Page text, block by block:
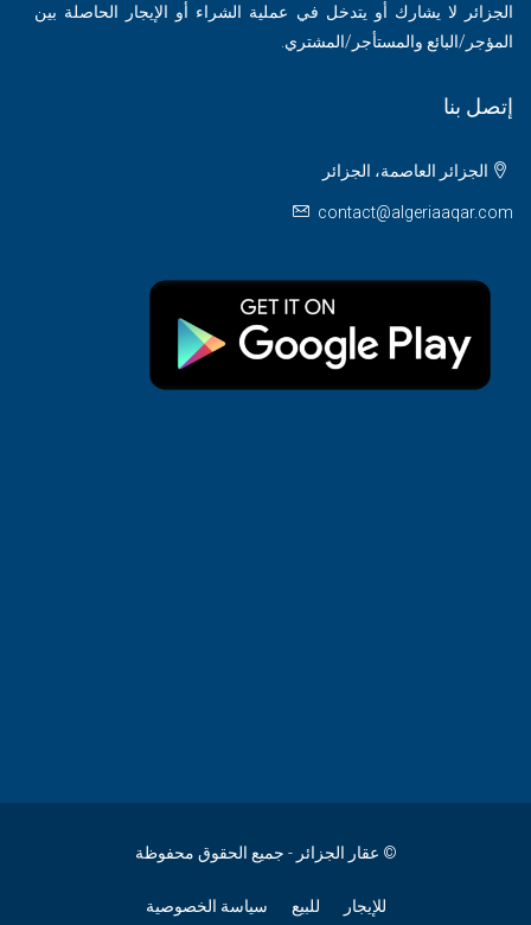
الجزائر لا يشارك أو يتدخل في عملية الشراء أو الإيجار الحاصلة بين
المؤجر/البائع والمستأجر/المشتري.
إتصل بنا
الجزائر العاصمة، الجزائر
contact@algeriaaqar.com
© عقار الجزائر - جميع الحقوق محفوظة
للإيجار للبيع سياسة الخصوصية